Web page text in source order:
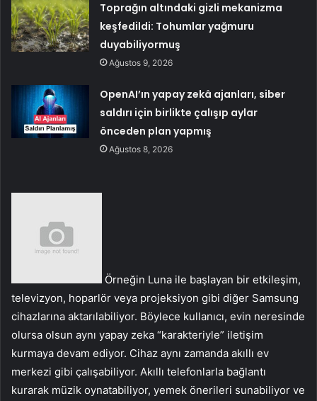
Toprağın altındaki gizli mekanizma
keşfedildi: Tohumlar yağmuru
duyabiliyormuş
Ağustos 9, 2026
OpenAI’ın yapay zekâ ajanları, siber
saldırı için birlikte çalışıp aylar
önceden plan yapmış
Ağustos 8, 2026
Örneğin Luna ile başlayan bir etkileşim,
televizyon, hoparlör veya projeksiyon gibi diğer Samsung
cihazlarına aktarılabiliyor. Böylece kullanıcı, evin neresinde
olursa olsun aynı yapay zeka “karakteriyle” iletişim
kurmaya devam ediyor. Cihaz aynı zamanda akıllı ev
merkezi gibi çalışabiliyor. Akıllı telefonlarla bağlantı
kurarak müzik oynatabiliyor, yemek önerileri sunabiliyor ve